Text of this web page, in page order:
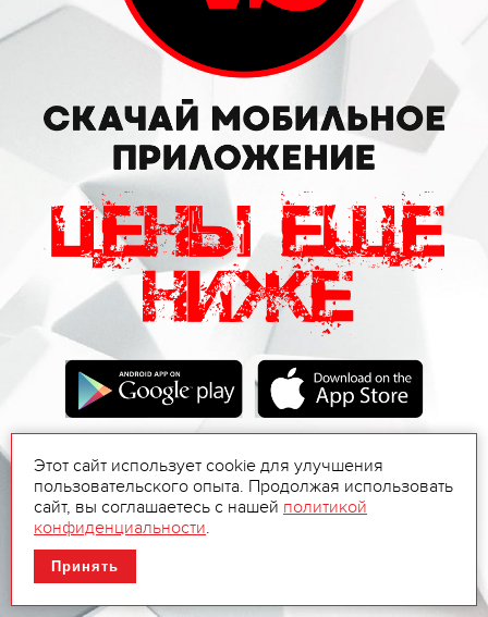
Этот сайт использует cookie для улучшения
пользовательского опыта. Продолжая использовать
сайт, вы соглашаетесь с нашей политикой
конфиденциальности.
Принять